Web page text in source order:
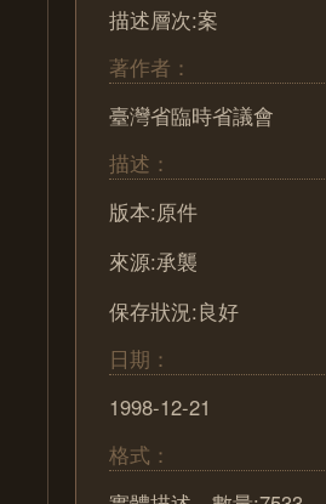
描述層次:案
著作者：
臺灣省臨時省議會
描述：
版本:原件
來源:承襲
保存狀況:良好
日期：
1998-12-21
格式：